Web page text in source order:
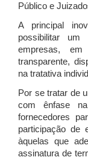
Público e
A principal
possibilitar um
empresas,
transparente,
na tratativa
Por se tratar de
com ênfase
fornecedores
participação de
àquelas que
assinatura de